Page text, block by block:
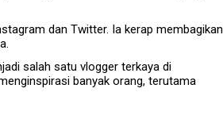
dan Twitter. Ia kerap membagikan
salah satu vlogger terkaya di
banyak orang, terutama